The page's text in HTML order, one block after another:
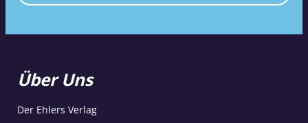
Über Uns
Der Ehlers Verlag